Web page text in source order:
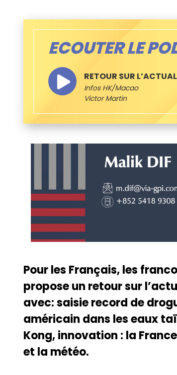
ECOUTER LE
RETOUR SUR
Infos HK/Macao
Victor Martin
Pour les Français, les
propose un retour sur
avec: saisie record de
américain dans les eaux
Kong, innovation : la
et la météo.